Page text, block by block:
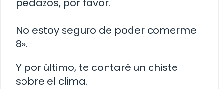
pedazos, por favor.
No estoy seguro de poder comerme
8».
Y por último, te contaré un chiste
sobre el clima.